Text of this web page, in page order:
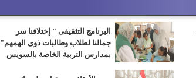
البرنامج التثقيفى " إختلافنا سر
جمالنا لطلاب وطالبات ذوى الهمهم"
بمدارس التربية الخاصة بالسويس